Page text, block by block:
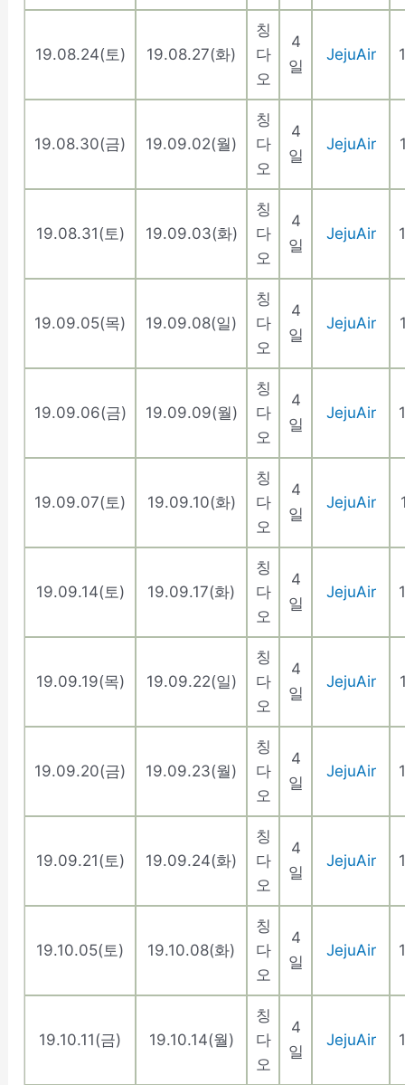
19.08.24(토) 19.08.27(화)
칭
다
오
4
일
JejuAir
19.08.30(금) 19.09.02(월)
칭
다
오
4
일
JejuAir
19.08.31(토) 19.09.03(화)
칭
다
오
4
일
JejuAir
19.09.05(목) 19.09.08(일)
칭
다
오
4
일
JejuAir
19.09.06(금) 19.09.09(월)
칭
다
오
4
일
JejuAir
19.09.07(토) 19.09.10(화)
칭
다
오
4
일
JejuAir
19.09.14(토) 19.09.17(화)
칭
다
오
4
일
JejuAir
19.09.19(목) 19.09.22(일)
칭
다
오
4
일
JejuAir
19.09.20(금) 19.09.23(월)
칭
다
오
4
일
JejuAir
19.09.21(토) 19.09.24(화)
칭
다
오
4
일
JejuAir
19.10.05(토) 19.10.08(화)
칭
다
오
4
일
JejuAir
19.10.11(금) 19.10.14(월)
칭
다
오
4
일
JejuAir